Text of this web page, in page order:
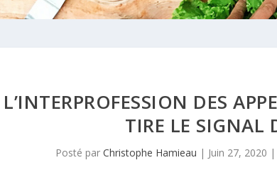
L’INTERPROFESSION DES
TIRE LE SIGNAL
Posté parChristophe Hamieau | Juin 27, 2020